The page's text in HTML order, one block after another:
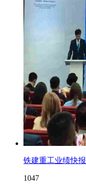
铁建重工业绩快
1047